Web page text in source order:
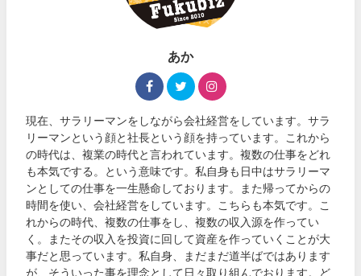
あか
現在、サラリーマンをしながら会社経営をしています。サラ
リーマンという顔と社長という顔を持っています。これから
の時代は、複業の時代と言われています。複数の仕事をどれ
も本気でする。という意味です。私自身も日中はサラリーマ
ンとしての仕事を一生懸命しております。また帰ってからの
時間を使い、会社経営をしています。こちらも本気です。こ
れからの時代、複数の仕事をし、複数の収入源を作ってい
く。またその収入を投資に回して資産を作っていくことが大
事だと思っています。私自身、まだまだ道半ばではあります
が、そういった事を理念として日々取り組んでおります。ど